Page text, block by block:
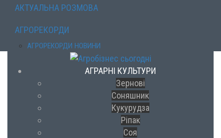
АКТУАЛЬНА РОЗМОВА
АГРОРЕКОРДИ
АГРОРЕКОРДИ НОВИНИ
АГРАРНІ КУЛЬТУРИ
Зернові
Соняшник
Кукурудза
Ріпак
Соя